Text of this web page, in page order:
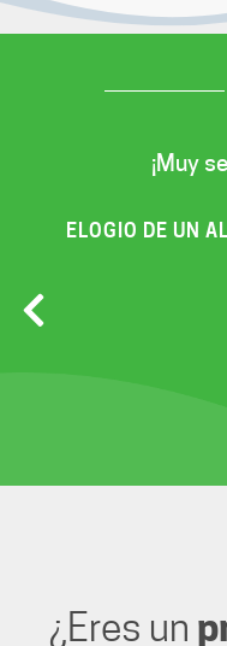
¡Muy
ELOGIO DE UN
¿Eres un